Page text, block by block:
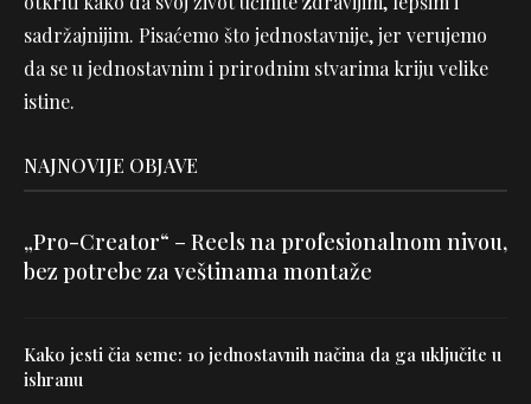
sadržajnijim. Pisaćemo što jednostavnije, jer verujemo
da se u jednostavnim i prirodnim stvarima kriju velike
istine.
NAJNOVIJE OBJAVE
„Pro-Creator“ – Reels na profesionalnom nivou,
bez potrebe za veštinama montaže
Kako jesti čia seme: 10 jednostavnih načina da ga uključite u
ishranu